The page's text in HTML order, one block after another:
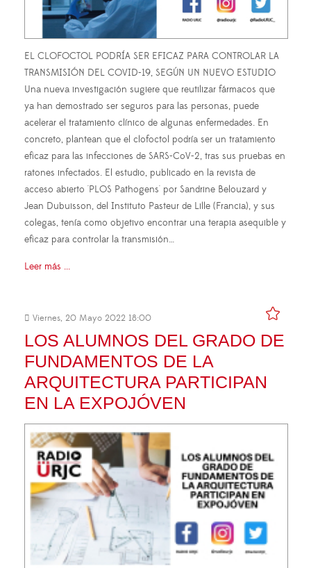
EL CLOFOCTOL PODRÍA SER EFICAZ PARA CONTROLAR LA
TRANSMISIÓN DEL COVID-19, SEGÚN UN NUEVO ESTUDIO
Una nueva investigación sugiere que reutilizar fármacos que
ya han demostrado ser seguros para las personas, puede
acelerar el tratamiento clínico de algunas enfermedades. En
concreto, plantean que el clofoctol podría ser un tratamiento
eficaz para las infecciones de SARS-CoV-2, tras sus pruebas en
ratones infectados. El estudio, publicado en la revista de
acceso abierto 'PLOS Pathogens' por Sandrine Belouzard y
Jean Dubuisson, del Instituto Pasteur de Lille (Francia), y sus
colegas, tenía como objetivo encontrar una terapia asequible y
eficaz para controlar la transmisión…
Leer más ...
Viernes, 20 Mayo 2022 18:00
LOS ALUMNOS DEL GRADO DE
FUNDAMENTOS DE LA
ARQUITECTURA PARTICIPAN
EN LA EXPOJÓVEN